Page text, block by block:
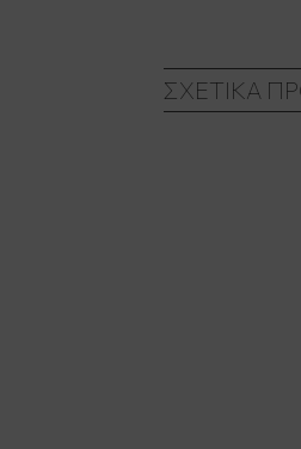
ΣΧΕΤΙΚΆ